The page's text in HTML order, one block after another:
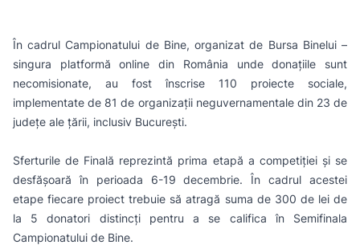
În cadrul Campionatului de Bine, organizat de Bursa Binelui –
singura platformă online din România unde donaţiile sunt
necomisionate, au fost înscrise 110 proiecte sociale,
implementate de 81 de organizaţii neguvernamentale din 23 de
judeţe ale ţării, inclusiv Bucureşti.
Sferturile de Finală reprezintă prima etapă a competiţiei şi se
desfăşoară în perioada 6-19 decembrie. În cadrul acestei
etape fiecare proiect trebuie să atragă suma de 300 de lei de
la 5 donatori distincţi pentru a se califica în Semifinala
Campionatului de Bine.